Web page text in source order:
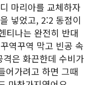
마리아를 교체하자
넣었고, 2:2 동점이
티나는 완전히 반대
역꾸역 막고 빈공 속
은 화끈한데 수비가
어가려고 하면 그때